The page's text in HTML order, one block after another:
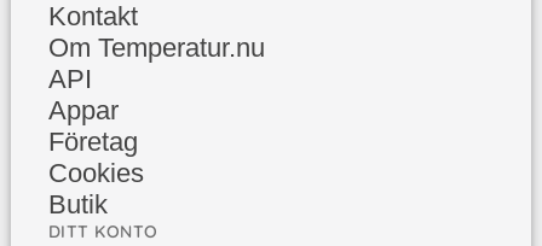
Kontakt
Om Temperatur.nu
API
Appar
Företag
Cookies
Butik
DITT KONTO